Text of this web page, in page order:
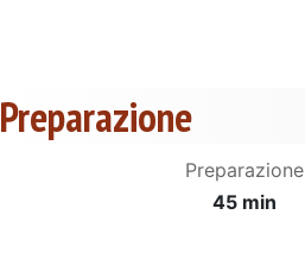
Preparazione
Preparazione
45 min